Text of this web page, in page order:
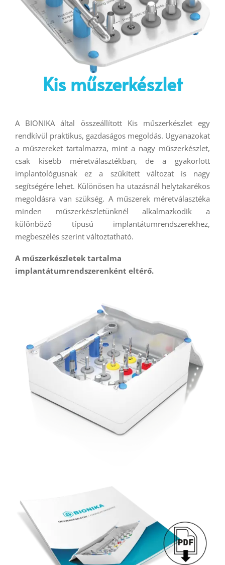
Kis műszerkészlet
A BIONIKA által összeállított Kis műszerkészlet egy
rendkívül praktikus, gazdaságos megoldás. Ugyanazokat
a műszereket tartalmazza, mint a nagy műszerkészlet,
csak kisebb méretválasztékban, de a gyakorlott
implantológusnak ez a szűkített változat is nagy
segítségére lehet. Különösen ha utazásnál helytakarékos
megoldásra van szükség. A műszerek méretválasztéka
minden műszerkészletünknél alkalmazkodik a
különböző típusú implantátumrendszerekhez,
megbeszélés szerint változtatható.
A műszerkészletek tartalma
implantátumrendszerenként eltérő.